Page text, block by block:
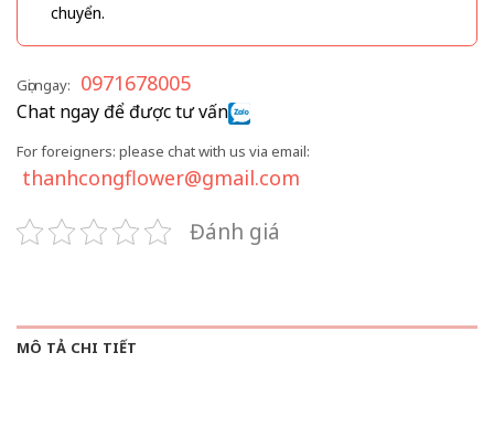
chuyển.
Gọi ngay: 0971678005
Chat ngay để được tư vấn
For foreigners: please chat with us via email:
thanhcongflower@gmail.com
Đánh giá
MÔ TẢ CHI TIẾT